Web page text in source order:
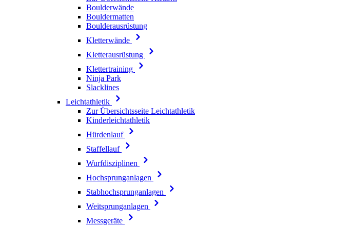
Boulderwände
Bouldermatten
Boulderausrüstung
Kletterwände
Kletterausrüstung
Klettertraining
Ninja Park
Slacklines
Leichtathletik
Zur Übersichtsseite Leichtathletik
Kinderleichtathletik
Hürdenlauf
Staffellauf
Wurfdisziplinen
Hochsprunganlagen
Stabhochsprunganlagen
Weitsprunganlagen
Messgeräte